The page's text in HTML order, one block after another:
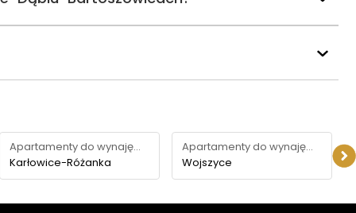
Apartamenty do wynajęcia
Karłowice-Różanka
Apartamenty do wynajęcia
Wojszyce